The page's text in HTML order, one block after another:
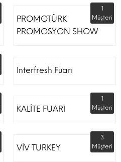
PROMOTÜRK
PROMOSYON SHOW
1
Müşteri
Interfresh Fuarı
KALİTE FUARI
1
Müşteri
VİV TURKEY
3
Müşteri